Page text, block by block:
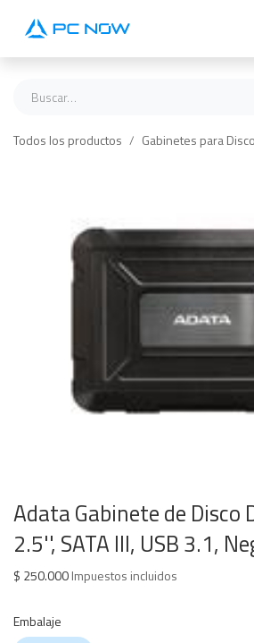
Todos los productos Gabinetes para
Adata Gabinete de Disco
2.5'', SATA III, USB 3.1,
$ 250.000Impuestos incluidos
Embalaje